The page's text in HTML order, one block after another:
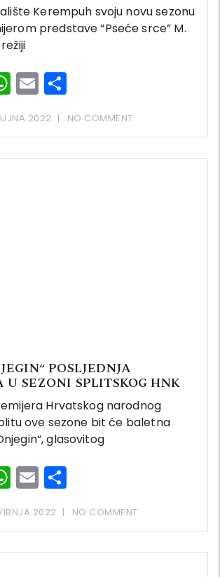
Kerempuh svoju novu sezonu
predstave “Pseće srce” M.
WhatsApp
Email
2022. NO COMMENT
POSLJEDNJA
U SEZONI SPLITSKOG HNK
Hrvatskog narodnog
ove sezone bit će baletna
glasovitog
WhatsApp
Email
2022. NO COMMENT